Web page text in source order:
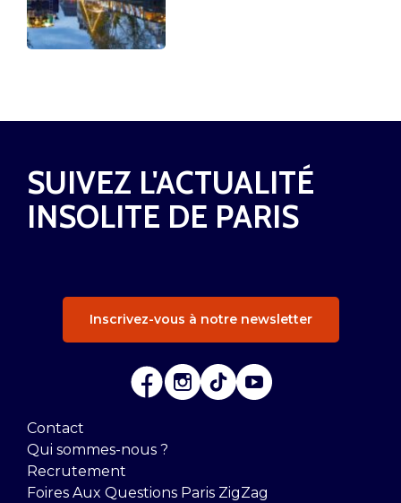
SUIVEZ L'ACTUALITÉ
INSOLITE DE PARIS
Inscrivez-vous à notre newsletter
Contact
Qui sommes-nous ?
Recrutement
Foires Aux Questions Paris ZigZag